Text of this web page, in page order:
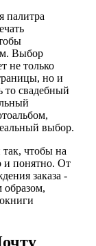
палитра
Выбор
не только
но и
то свадебный
выбор.
так, чтобы на
и понятно. От
заказа -